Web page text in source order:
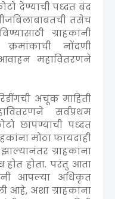
देण्याची पध्दत बंद
तसेच
ग्राहकांनी
नोंदणी
महावितरणने
अचूक माहिती
सर्वप्रथम
छापण्याची पध्दत
मोठा फायदाही
ग्राहकांना
होत होता. परंतु आता
आपल्या अधिकृत
आहे, अशा ग्राहकांना